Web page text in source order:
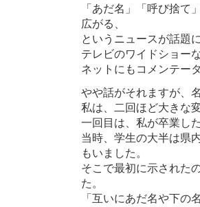
「あだ名」「呼び捨て
広がる、
というニュースが話題
テレビのワイドショー
ネットにもコメンテー
やや話がそれますが、
私は、二回ほど大きな
一回目は、私が卒業し
当時、学生の大半は県
もいました。
そこで最初に示された
た。
「互いにあだ名や下の